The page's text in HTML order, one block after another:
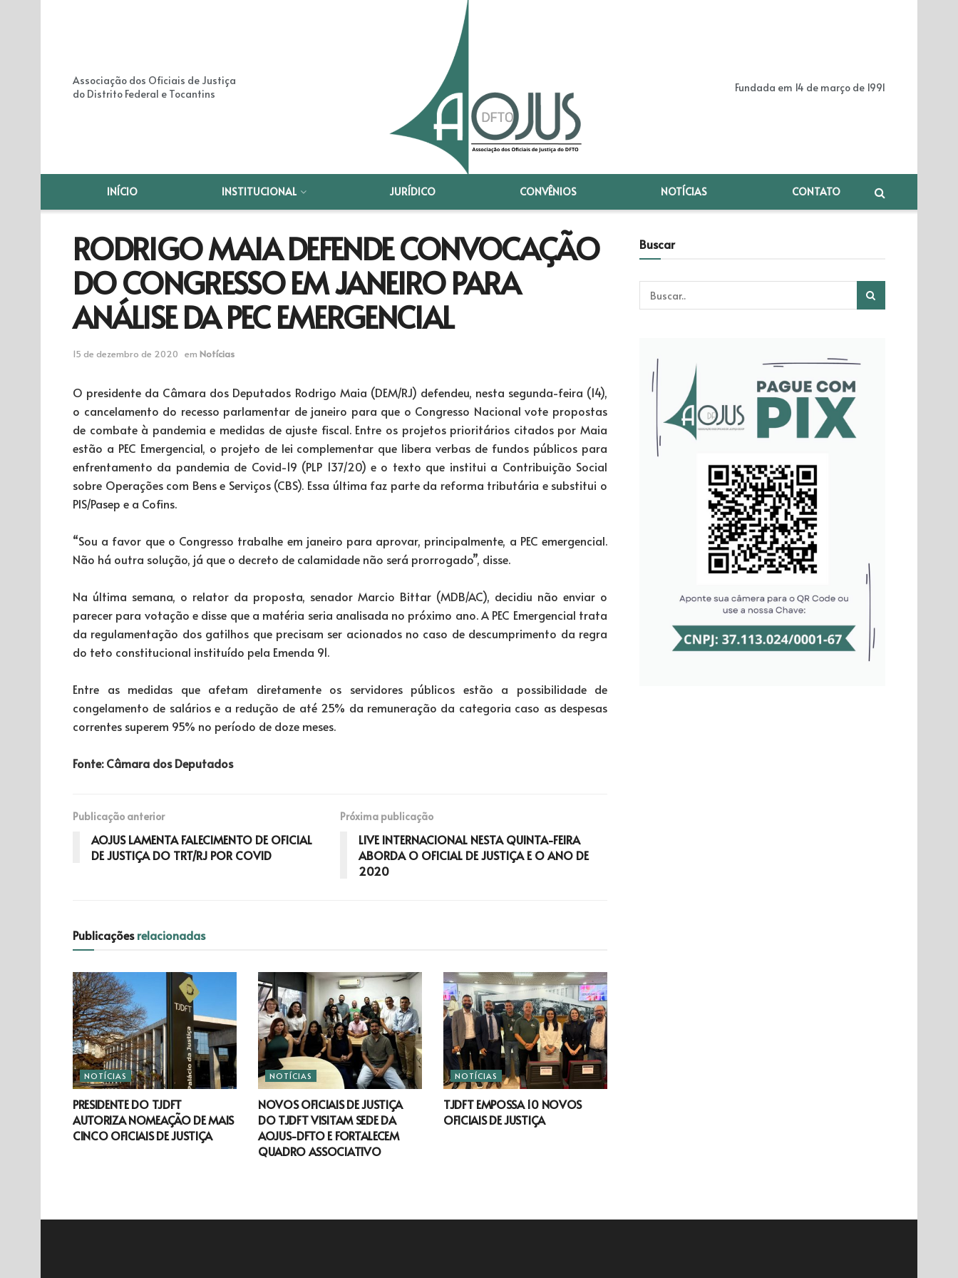
Associação dos Oficiais de Justiça
do Distrito Federal e Tocantins
Fundada em 14 de março de 1991
INÍCIO INSTITUCIONAL JURÍDICO CONVÊNIOS NOTÍCIAS CONTATO
RODRIGO MAIA DEFENDE CONVOCAÇÃO
DO CONGRESSO EM JANEIRO PARA
ANÁLISE DA PEC EMERGENCIAL
15 de dezembro de 2020 em Notícias
O presidente da Câmara dos Deputados Rodrigo Maia (DEM/RJ) defendeu, nesta segunda-feira (14),
o cancelamento do recesso parlamentar de janeiro para que o Congresso Nacional vote propostas
de combate à pandemia e medidas de ajuste fiscal. Entre os projetos prioritários citados por Maia
estão a PEC Emergencial, o projeto de lei complementar que libera verbas de fundos públicos para
enfrentamento da pandemia de Covid-19 (PLP 137/20) e o texto que institui a Contribuição Social
sobre Operações com Bens e Serviços (CBS). Essa última faz parte da reforma tributária e substitui o
PIS/Pasep e a Cofins.
“Sou a favor que o Congresso trabalhe em janeiro para aprovar, principalmente, a PEC emergencial.
Não há outra solução, já que o decreto de calamidade não será prorrogado”, disse.
Na última semana, o relator da proposta, senador Marcio Bittar (MDB/AC), decidiu não enviar o
parecer para votação e disse que a matéria seria analisada no próximo ano. A PEC Emergencial trata
da regulamentação dos gatilhos que precisam ser acionados no caso de descumprimento da regra
do teto constitucional instituído pela Emenda 91.
Entre as medidas que afetam diretamente os servidores públicos estão a possibilidade de
congelamento de salários e a redução de até 25% da remuneração da categoria caso as despesas
correntes superem 95% no período de doze meses.
Fonte: Câmara dos Deputados
Publicação anterior
AOJUS LAMENTA FALECIMENTO DE OFICIAL
DE JUSTIÇA DO TRT/RJ POR COVID
Próxima publicação
LIVE INTERNACIONAL NESTA QUINTA-FEIRA
ABORDA O OFICIAL DE JUSTIÇA E O ANO DE
2020
Publicaçõesrelacionadas
NOTÍCIAS
PRESIDENTE DO TJDFT
AUTORIZA NOMEAÇÃO DE MAIS
CINCO OFICIAIS DE JUSTIÇA
NOTÍCIAS
NOVOS OFICIAIS DE JUSTIÇA
DO TJDFT VISITAM SEDE DA
AOJUS-DFTO E FORTALECEM
QUADRO ASSOCIATIVO
NOTÍCIAS
TJDFT EMPOSSA 10 NOVOS
OFICIAIS DE JUSTIÇA
Buscar